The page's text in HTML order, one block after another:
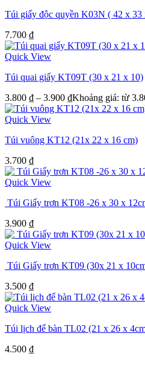
Túi giấy độc quyền K03N ( 42 x 33
7.700 ₫
Quick View
Túi quai giấy KT09T (30 x 21 x 10)
3.800 ₫ – 3.900 ₫Khoảng giá: từ
Quick View
Túi vuông KT12 (21x 22 x 16 cm)
3.700 ₫
Quick View
Túi Giấy trơn KT08 -26 x 30 x
3.900 ₫
Quick View
Túi Giấy trơn KT09 (30x 21 x
3.500 ₫
Quick View
Túi lịch để bàn TL02 (21 x 26 x
4.500 ₫